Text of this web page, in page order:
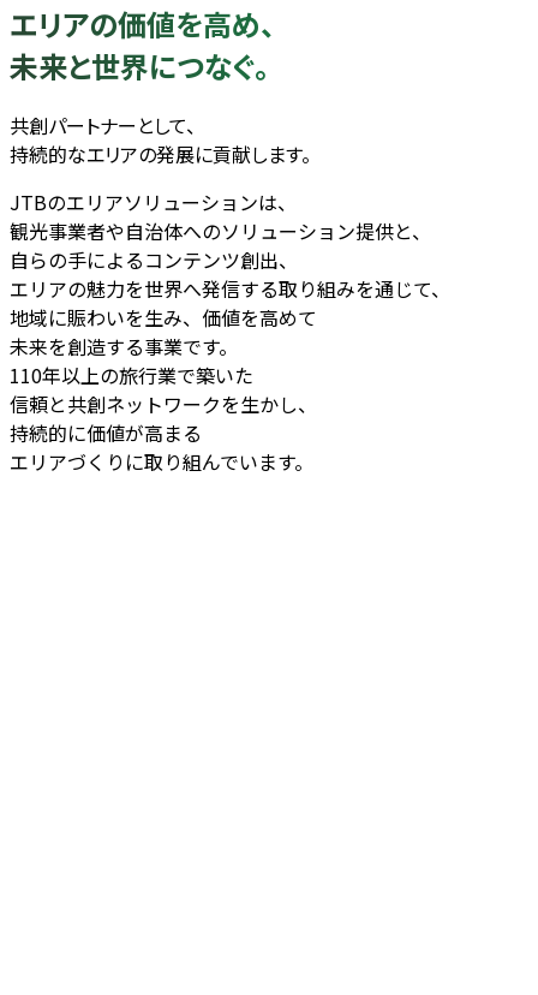
エリアの価値を高め、
未来と世界につなぐ。
共創パートナーとして、
持続的なエリアの発展に貢献します。
JTBのエリアソリューションは、
観光事業者や自治体へのソリューション提供と、
自らの手によるコンテンツ創出、
エリアの魅力を世界へ発信する取り組みを通じて、
地域に賑わいを生み、価値を高めて
未来を創造する事業です。
110年以上の旅行業で築いた
信頼と共創ネットワークを生かし、
持続的に価値が高まる
エリアづくりに取り組んでいます。